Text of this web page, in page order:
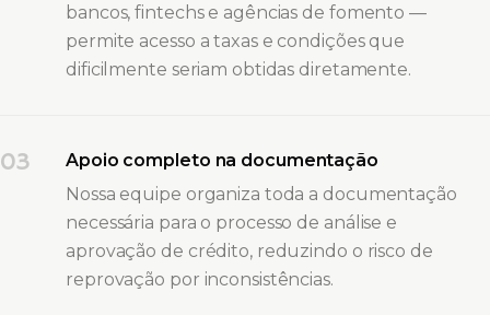
bancos, fintechs e agências de fomento —
permite acesso a taxas e condições que
dificilmente seriam obtidas diretamente.
03
Apoio completo na documentação
Nossa equipe organiza toda a documentação
necessária para o processo de análise e
aprovação de crédito, reduzindo o risco de
reprovação por inconsistências.